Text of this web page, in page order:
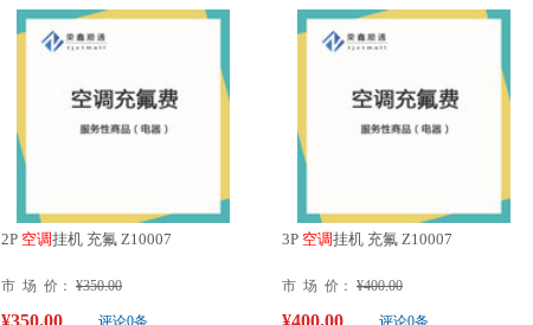
2P 空调挂机 充氟 Z10007
市 场 价： ¥350.00
评论0条
¥350.00
3P 空调挂机 充氟 Z10007
市 场 价： ¥400.00
评论0条
¥400.00